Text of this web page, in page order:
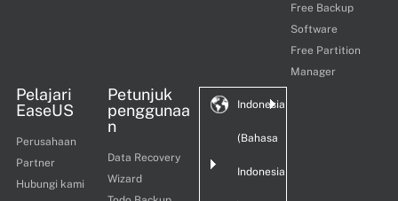
Free Backup
Software
Free Partition
Manager
Pelajari
EaseUS
Perusahaan
Partner
Hubungi kami
Petunjuk
penggunaa
n
Data Recovery
Wizard
Indonesia
(Bahasa
Indonesia